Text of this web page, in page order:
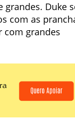
grandes. Duke
com as
com grandes